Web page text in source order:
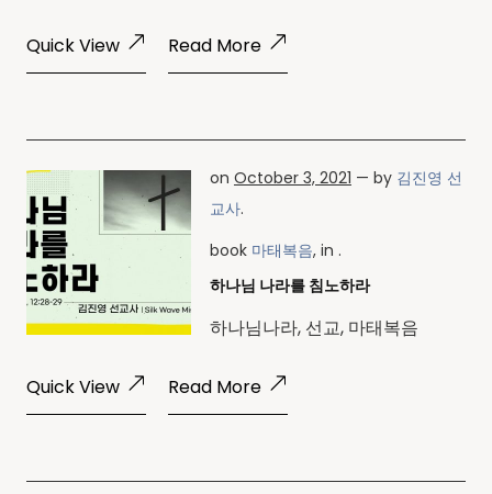
Quick View Read More
on October 3, 2021 — by 김진영 선
교사.
book 마태복음, in .
하나님 나라를 침노하라
하나님나라, 선교, 마태복음
Quick View Read More